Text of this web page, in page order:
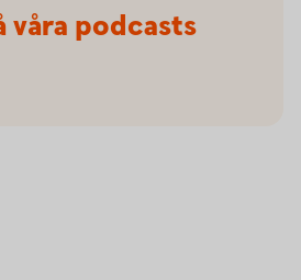
våra podcasts